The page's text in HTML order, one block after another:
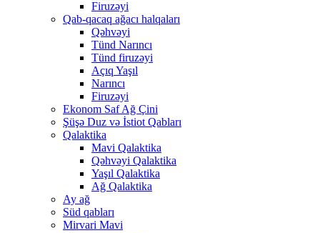
Firuzəyi
Qab-qacaq ağacı halqaları
Qəhvəyi
Tünd Narıncı
Tünd firuzəyi
Açıq Yaşıl
Narıncı
Firuzəyi
Ekonom Saf Ağ Çini
Şüşə Duz və İstiot Qabları
Qalaktika
Mavi Qalaktika
Qəhvəyi Qalaktika
Yaşıl Qalaktika
Ağ Qalaktika
Ay ağ
Süd qabları
Mirvari Mavi